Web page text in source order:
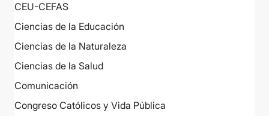
CEU-CEFAS
Ciencias de la Educación
Ciencias de la Naturaleza
Ciencias de la Salud
Comunicación
Congreso Católicos y Vida Pública